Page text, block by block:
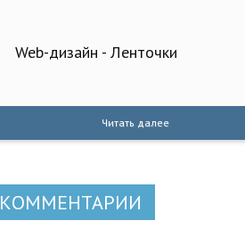
Web-дизайн - Ленточки
Читать далее
КОММЕНТАРИИ